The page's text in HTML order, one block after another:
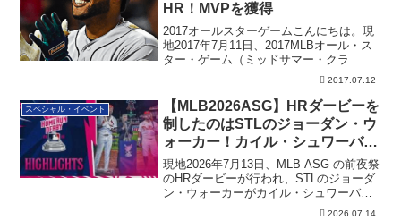
HR！MVPを獲得
2017オールスターゲームこんにちは。現
地2017年7月11日、2017MLBオール・ス
ター・ゲーム（ミッドサマー・クラ...
2017.07.12
スペシャル・イベント
【MLB2026ASG】HRダービーを
制したのはSTLのジョーダン・ウ
ォーカー！カイル・シュワーバー
とのファイナルを制す！
現地2026年7月13日、MLB ASG の前夜祭
のHRダービーが行われ、STLのジョーダ
ン・ウォーカーがカイル・シュワーバー
とのファイナルを制してチャンプとなり
2026.07.14